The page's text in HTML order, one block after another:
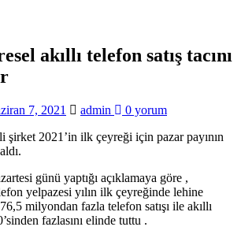
akıllı telefon satış tacını
7, 2021 admin
0 yorum
şirket 2021’in ilk çeyreği için pazar payının
günü yaptığı açıklamaya göre ,
yelpazesi yılın ilk çeyreğinde lehine
milyondan fazla telefon satışı ile akıllı
fazlasını elinde tuttu .